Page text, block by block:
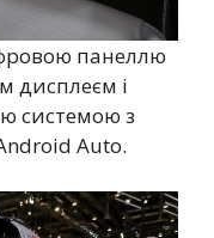
панеллю
дисплеєм і
системою з
Auto.